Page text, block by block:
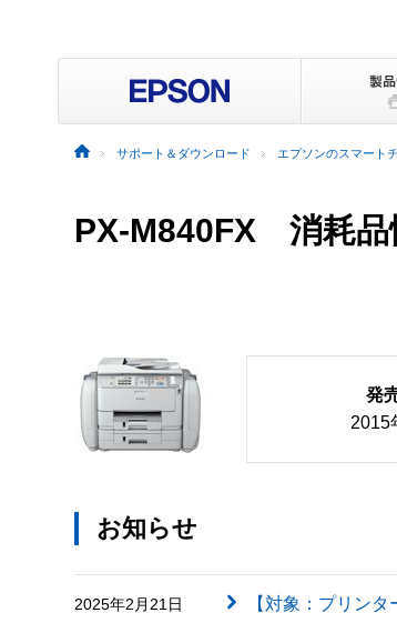
サポート＆ダウンロード エプソンのスマート
PX-M840FX 消耗品
発
2015
お知らせ
2025年2月21日 【対象：プリン